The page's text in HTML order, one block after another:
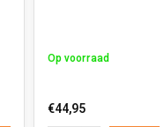
Op voorraad
€44,95